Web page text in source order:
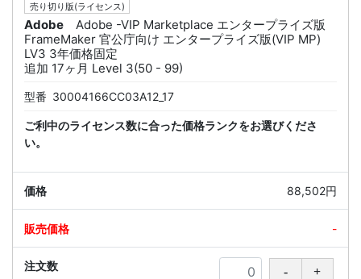
売り切り版(ライセンス)
Adobe
Adobe -VIP Marketplace エンタープライズ版
FrameMaker 官公庁向け エンタープライズ版(VIP MP)
LV3 3年価格固定
追加 17ヶ月 Level 3(50 - 99)
型番 30004166CC03A12_17
ご利中のライセンス数に合った価格ランクをお選びくださ
い。
88,502円
-